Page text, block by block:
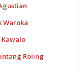
Waroka
Roling